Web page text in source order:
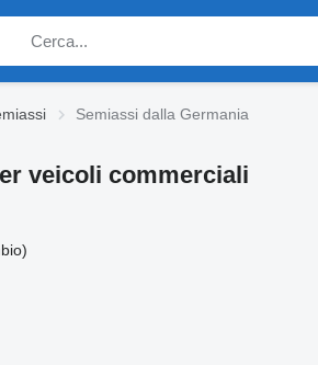
Semiassi dalla Germania
veicoli commerciali